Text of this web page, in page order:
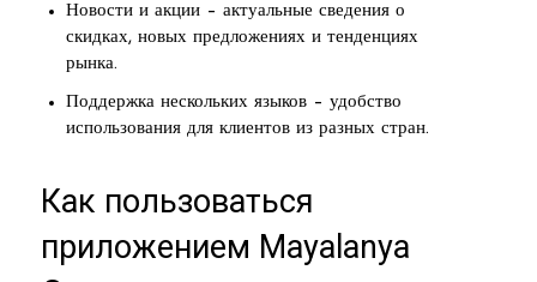
Новости и акции – актуальные сведения о
скидках, новых предложениях и тенденциях
рынка.
Поддержка нескольких языков – удобство
использования для клиентов из разных стран.
Как пользоваться
приложением Mayalanya